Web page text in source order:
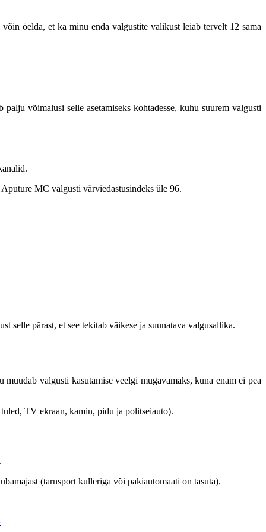
öelda, et ka minu enda valgustite valikust leiab tervelt 12 sama
võimalusi selle asetamiseks kohtadesse, kuhu suurem valgusti
MC valgusti värviedastusindeks üle 96.
selle pärast, et see tekitab väikese ja suunatava valgusallika.
valgusti kasutamise veelgi mugavamaks, kuna enam ei pea
TV ekraan, kamin, pidu ja politseiauto).
(tarnsport kulleriga või pakiautomaati on tasuta).